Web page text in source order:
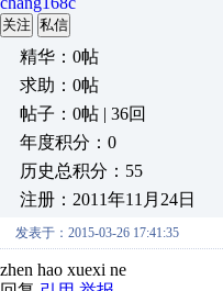
关注 私信
精华：0帖
求助：0帖
帖子：0帖 | 36回
年度积分：0
历史总积分：55
注册：2011年11月24日
发表于：2015-03-26 17:41:35
zhen hao xuexi ne